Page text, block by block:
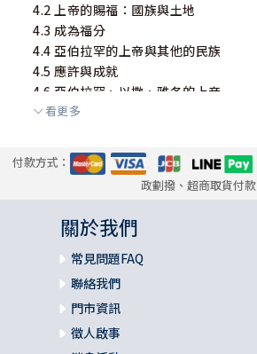
4.2 上帝的賜福：國族與土地
4.3 成為福分
4.4 亞伯拉罕的上帝與其他的民族
4.5 應許與成就
4.6 亞伯拉罕、以撒、雅各的上帝
4.7 行事的上帝
4.9 婚姻與親職
4.10 家庭生活
第5章：上帝拯救：出埃及
5.1 創造和拯救的上帝
5.2 記念的上帝
5.3 藉著人作工的上帝
5.5 堅持的上帝
5.6 掌權的上帝
看更多
付款方式：
政劃撥、超商取貨付款
關於我們
常見問題FAQ
聯絡我們
門市資訊
徵人啟事